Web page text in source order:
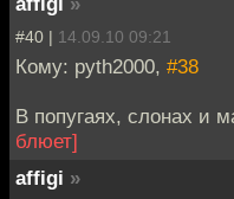
#40 | 14.09.10 09:21
Кому: pyth2000, #38
В попугаях, слонах и
блюет]
affigi »